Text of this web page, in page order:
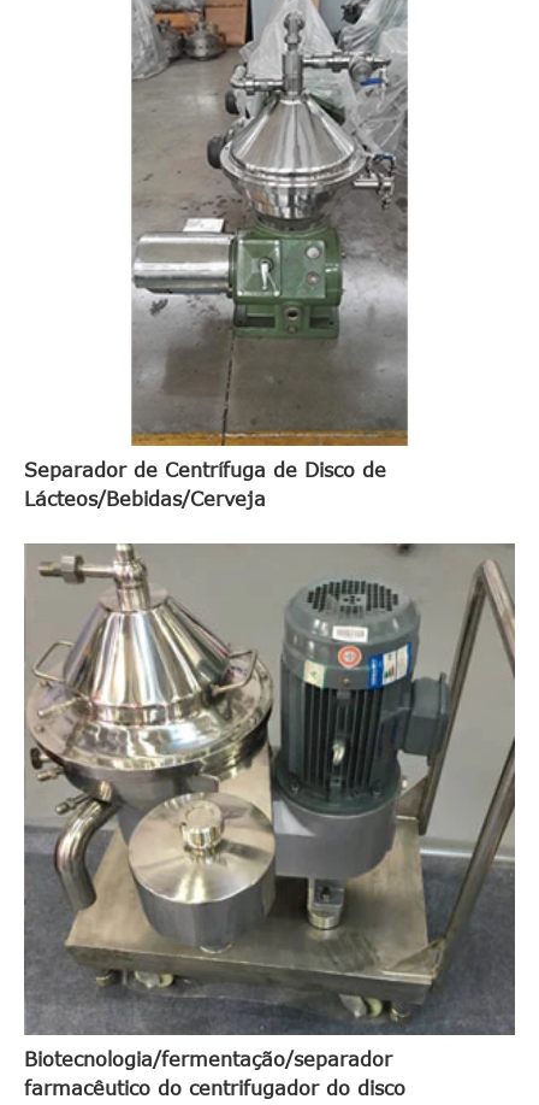
Separador de Centrífuga de Disco de
Lácteos/Bebidas/Cerveja
Biotecnologia/fermentação/separador
farmacêutico do centrifugador do disco